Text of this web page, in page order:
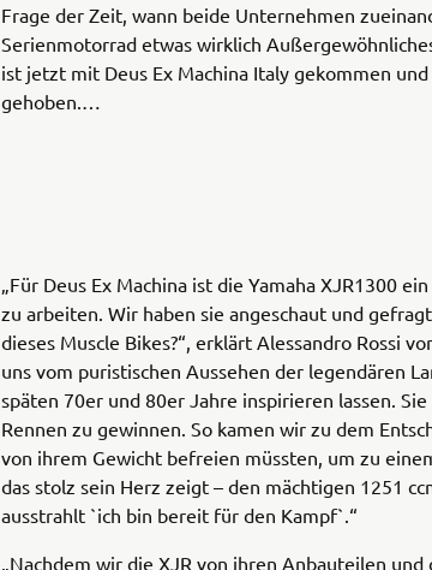
Frage der Zeit, wann beide Unternehmen
Serienmotorrad etwas wirklich
ist jetzt mit Deus Ex Machina Italy gekommen
gehoben.…
„Für Deus Ex Machina ist die Yamaha XJR1300
zu arbeiten. Wir haben sie angeschaut und
dieses Muscle Bikes?“, erklärt Alessandro Rossi
uns vom puristischen Aussehen der legendären
späten 70er und 80er Jahre inspirieren lassen.
Rennen zu gewinnen. So kamen wir zu dem
von ihrem Gewicht befreien müssten, um zu
das stolz sein Herz zeigt – den mächtigen 1251
ausstrahlt `ich bin bereit für den Kampf`.“
„Nachdem wir die XJR von ihren Anbauteilen